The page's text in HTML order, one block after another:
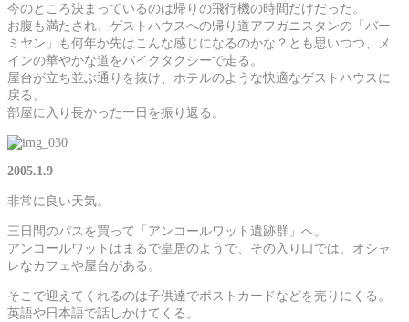
今のところ決まっているのは帰りの飛行機の時間だけだった。
お腹も満たされ、ゲストハウスへの帰り道アフガニスタンの「バー
ミヤン」も何年か先はこんな感じになるのかな？とも思いつつ、メ
インの華やかな道をバイクタクシーで走る。
屋台が立ち並ぶ通りを抜け、ホテルのような快適なゲストハウスに
戻る。
部屋に入り長かった一日を振り返る。
2005.1.9
非常に良い天気。
三日間のパスを買って「アンコールワット遺跡群」へ。
アンコールワットはまるで皇居のようで、その入り口では、オシャ
レなカフェや屋台がある。
そこで迎えてくれるのは子供達でポストカードなどを売りにくる。
英語や日本語で話しかけてくる。